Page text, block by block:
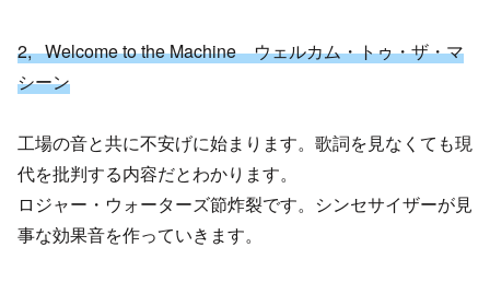
2, Welcome to the Machine ウェルカム・トゥ・ザ・マ
シーン
工場の音と共に不安げに始まります。歌詞を見なくても現
代を批判する内容だとわかります。
ロジャー・ウォーターズ節炸裂です。シンセサイザーが見
事な効果音を作っていきます。